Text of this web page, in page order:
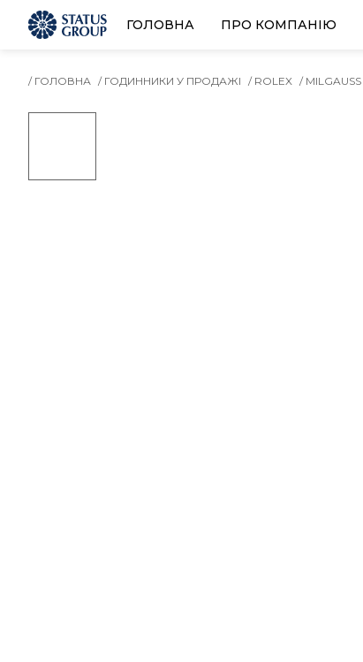
ГОЛОВНА ПРО КОМПАНІЮ
/ ГОЛОВНА / ГОДИННИКИ У ПРОДАЖІ / ROLEX / MILGAUSS